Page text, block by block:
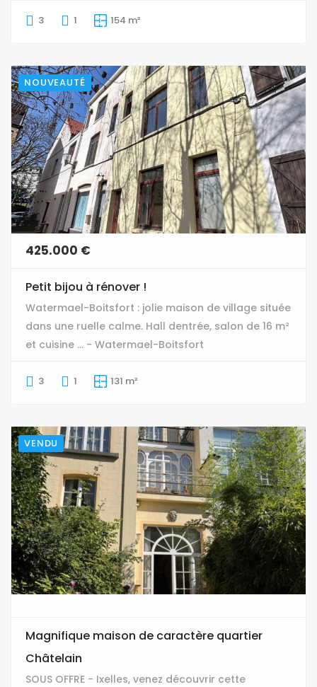
3 1 154 m²
NOUVEAUTÉ
425.000 €
Petit bijou à rénover !
Watermael-Boitsfort : jolie maison de village située
dans une ruelle calme. Hall dentrée, salon de 16 m²
et cuisine ... - Watermael-Boitsfort
3 1 131 m²
VENDU
Magnifique maison de caractère quartier
Châtelain
SOUS OFFRE - Ixelles, venez découvrir cette